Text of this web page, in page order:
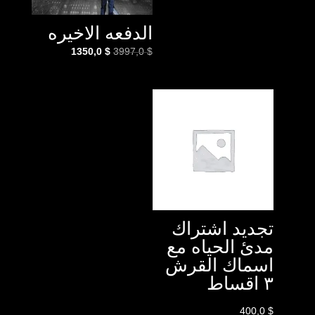
الدفعه الاخيره
3997,0$
السعر
1350,0 $
تجديد اشتراك
مدئ الحياه مع
اسماك القرش
٣ اقساط
400,0 $